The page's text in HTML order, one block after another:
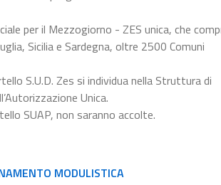
per il Mezzogiorno - ZES unica, che
Sicilia e Sardegna, oltre 2500 Comuni
S.U.D. Zes si individua nella Struttura di
Unica.
SUAP, non saranno accolte.
MODULISTICA